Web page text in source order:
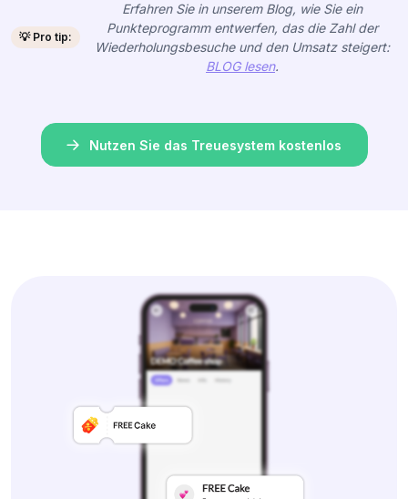
💡 Pro tip:
Erfahren Sie in unserem Blog, wie Sie ein
Punkteprogramm entwerfen, das die Zahl der
Wiederholungsbesuche und den Umsatz steigert:
BLOG lesen.
Nutzen Sie das Treuesystem kostenlos